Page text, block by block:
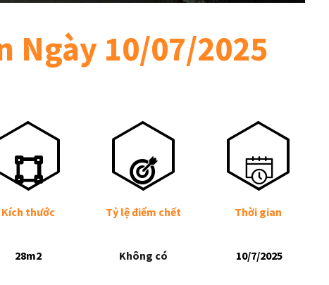
Ngày 10/07/2025
Kích thước
28m2
Tỷ lệ điểm chết
Không có
Thời gian
10/7/2025